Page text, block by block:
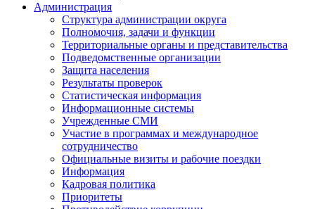
Администрация
Структура администрации округа
Полномочия, задачи и функции
Территориальные органы и представительства
Подведомственные организации
Защита населения
Результаты проверок
Статистическая информация
Информационные системы
Учрежденные СМИ
Участие в программах и международное
сотрудничество
Официальные визиты и рабочие поездки
Информация
Кадровая политика
Приоритеты